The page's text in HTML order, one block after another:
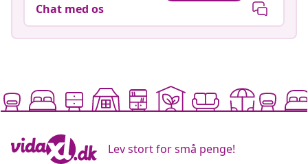
Chat med os
Lev stort for små penge!